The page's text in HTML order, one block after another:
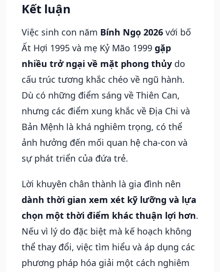
Kết luận
Việc sinh con năm Bính Ngọ 2026 với bố
Ất Hợi 1995 và mẹ Kỷ Mão 1999 gặp
nhiều trở ngại về mặt phong thủy do
cấu trúc tương khắc chéo về ngũ hành.
Dù có những điểm sáng về Thiên Can,
nhưng các điểm xung khắc về Địa Chi và
Bản Mệnh là khá nghiêm trọng, có thể
ảnh hưởng đến mối quan hệ cha-con và
sự phát triển của đứa trẻ.
Lời khuyên chân thành là gia đình nên
dành thời gian xem xét kỹ lưỡng và lựa
chọn một thời điểm khác thuận lợi hơn.
Nếu vì lý do đặc biệt mà kế hoạch không
thể thay đổi, việc tìm hiểu và áp dụng các
phương pháp hóa giải một cách nghiêm